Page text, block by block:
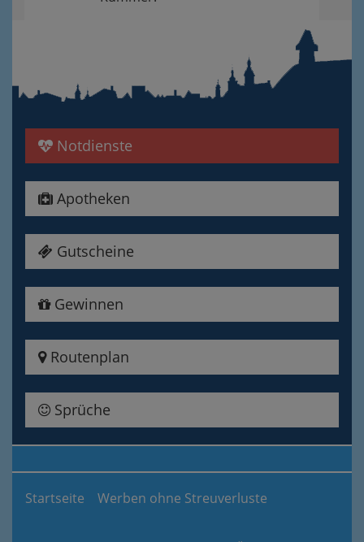
Notdienste
Apotheken
Gutscheine
Gewinnen
Routenplan
Sprüche
Startseite Werben ohne Streuverluste